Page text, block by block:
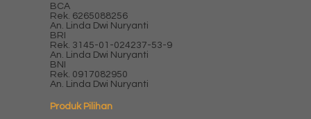
BCA
Rek. 6265088256
An. Linda Dwi Nuryanti
BRI
Rek. 3145-01-024237-53-9
An. Linda Dwi Nuryanti
BNI
Rek. 0917082950
An. Linda Dwi Nuryanti
Produk Pilihan